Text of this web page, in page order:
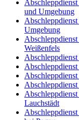
und Umgebung
Umgebung
Weißenfels
Lauchstädt